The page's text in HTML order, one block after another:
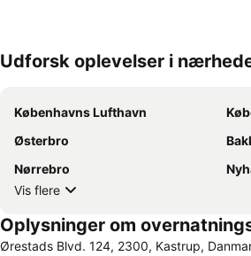
Udforsk oplevelser i
Københavns Lufthavn
Østerbro
Nørrebro
Vis flere
Oplysninger om
Ørestads Blvd. 124, 2300, Kastrup,